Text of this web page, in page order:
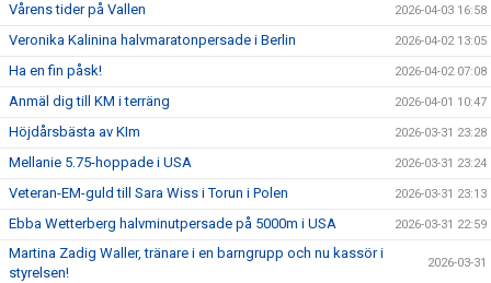
Vårens tider på Vallen 2026-04-03 16:58
Veronika Kalinina halvmaratonpersade i Berlin 2026-04-02 13:05
Ha en fin påsk! 2026-04-02 07:08
Anmäl dig till KM i terräng 2026-04-01 10:47
Höjdårsbästa av KIm 2026-03-31 23:28
Mellanie 5.75-hoppade i USA 2026-03-31 23:24
Veteran-EM-guld till Sara Wiss i Torun i Polen 2026-03-31 23:13
Ebba Wetterberg halvminutpersade på 5000m i USA 2026-03-31 22:59
Martina Zadig Waller, tränare i en barngrupp och nu kassör i
styrelsen!
2026-03-31